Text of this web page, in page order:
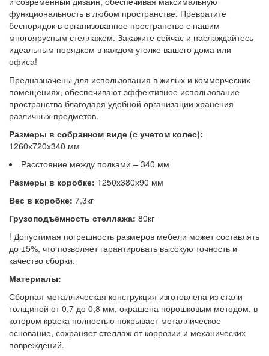
функциональность в любом пространстве. Превратите
беспорядок в организованное пространство с нашим
многоярусным стеллажем. Закажите сейчас и наслаждайтесь
идеальным порядком в каждом уголке вашего дома или
офиса!
Предназначены для использования в жилых и коммерческих
помещениях, обеспечивают эффективное использование
пространства благодаря удобной организации хранения
различных предметов.
Размеры в собранном виде (с учетом колес):
1260х720х340 мм
Расстояние между полками – 340 мм
Размеры в коробке: 1250х380х90 мм
Вес в коробке: 7,3кг
Грузоподъёмность стеллажа: 80кг
! Допустимая погрешность размеров мебели может составлять
до ±5%, что позволяет гарантировать высокую точность и
качество сборки.
Материалы:
Сборная металлическая конструкция изготовлена из стали
толщиной от 0,7 до 0,8 мм, окрашена порошковым методом, в
котором краска полностью покрывает металлическое
основание, сохраняет стеллаж от коррозии и механических
повреждений.